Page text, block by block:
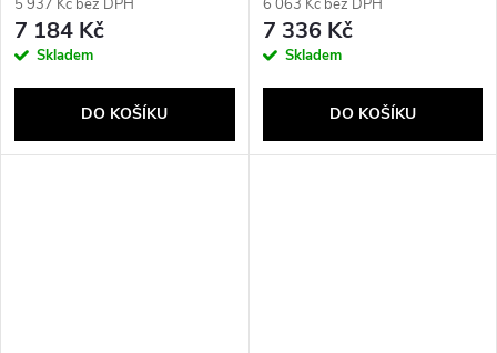
5 937 Kč bez DPH
7 184 Kč
Skladem
DO KOŠÍKU
6 063 Kč bez DPH
7 336 Kč
Skladem
DO KOŠÍKU